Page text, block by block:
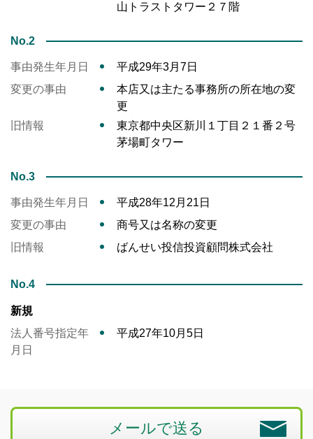
山トラストタワー２７階
No.2
事由発生年月日
平成29年3月7日
変更の事由
本店又は主たる事務所の所在地の変
更
旧情報
東京都中央区新川１丁目２１番２号
茅場町タワー
No.3
事由発生年月日
平成28年12月21日
変更の事由
商号又は名称の変更
旧情報
ばんせい投信投資顧問株式会社
No.4
新規
法人番号指定年
月日
平成27年10月5日
メールで送る